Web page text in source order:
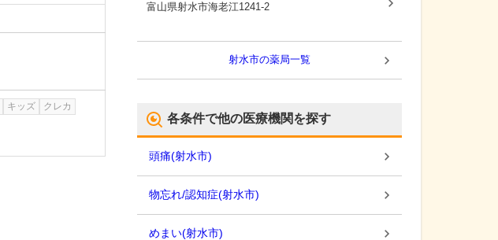
キッズ
クレカ
富山県射水市海老江1241-2
射水市の薬局一覧
各条件で他の医療機関を探す
頭痛(射水市)
物忘れ/認知症(射水市)
めまい(射水市)